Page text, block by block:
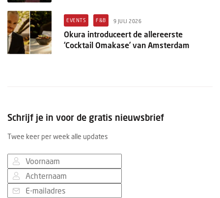
EVENTS F&B 9 JULI 2026
Okura introduceert de allereerste
‘Cocktail Omakase’ van Amsterdam
Schrijf je in voor de gratis nieuwsbrief
Twee keer per week alle updates